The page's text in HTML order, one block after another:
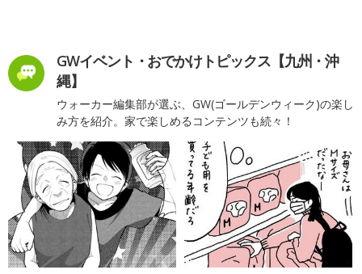
GWイベント・おでかけトピックス【九州・沖
縄】
ウォーカー編集部が選ぶ、GW(ゴールデンウィーク)の楽し
み方を紹介。家で楽しめるコンテンツも続々！